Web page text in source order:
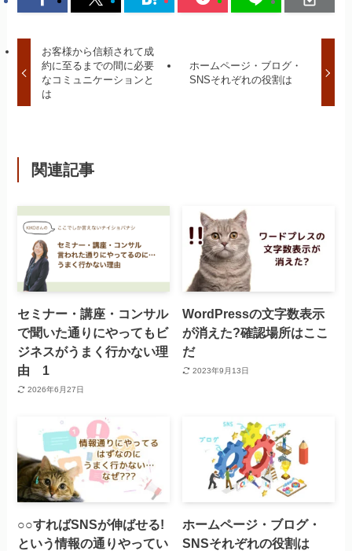
お客様から信頼されて成
約に至るまでの間に必要
なコミュニケーションと
は
ホームページ・ブログ・
SNSそれぞれの役割は
関連記事
セミナー・講座・コンサル
で聞いた通りにやってもビ
ジネスがうまく行かない理
由 1
2026年6月27日
WordPressの文字数表示
が消えた?確認場所はここ
だ
2023年9月13日
○○すればSNSが伸ばせる!
という情報の通りやってい
ホームページ・ブログ・
SNSそれぞれの役割は